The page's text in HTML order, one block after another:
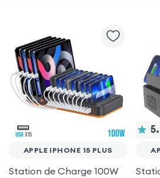
APPLE IPHONE 15 PLUS
Station de Charge 100W